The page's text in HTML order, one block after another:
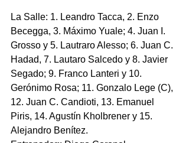
La Salle: 1. Leandro Tacca, 2. Enzo
Becegga, 3. Máximo Yuale; 4. Juan I.
Grosso y 5. Lautraro Alesso; 6. Juan C.
Hadad, 7. Lautaro Salcedo y 8. Javier
Segado; 9. Franco Lanteri y 10.
Gerónimo Rosa; 11. Gonzalo Lege (C),
12. Juan C. Candioti, 13. Emanuel
Piris, 14. Agustín Kholbrener y 15.
Alejandro Benítez.